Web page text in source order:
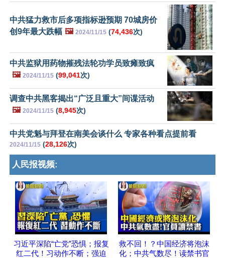
中共猛力救市后多项指标逊预期 70城房价
创9年最大跌幅 🖼️ 2024/11/15 (74,436次)
中共监狱用药物摧残法轮功学员致瘫致疯
🖼️ 2024/11/15 (99,041次)
调查中共黑客揭出“广泛且重大”间谍活动
🖼️ 2024/11/15 (8,945次)
中共党魁与拜登在南美会谈什么 专家各种看点提前看
2024/11/15 (28,126次)
人民报视频:
习近平深陷“亡党”恐惧；报复
红二代！习动作不断；强迫
救不回！？中国经济将泡沫
化；中共气数尽！读禁书官